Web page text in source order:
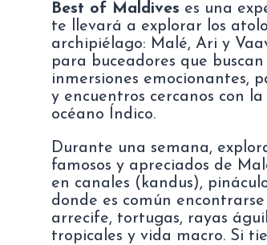
Best of Maldives es una
te llevará a explorar los
archipiélago: Malé, Ari y
para buceadores que
inmersiones emocionantes,
y encuentros cercanos con
océano Índico.
Durante una semana,
famosos y apreciados de
en canales (kandus),
donde es común
arrecife, tortugas, rayas
tropicales y vida macro. Si